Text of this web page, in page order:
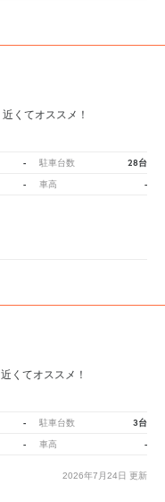
近くてオススメ！
- 駐車台数 28台
- 車高 -
近くてオススメ！
- 駐車台数 3台
- 車高 -
2026年7月24日 更新